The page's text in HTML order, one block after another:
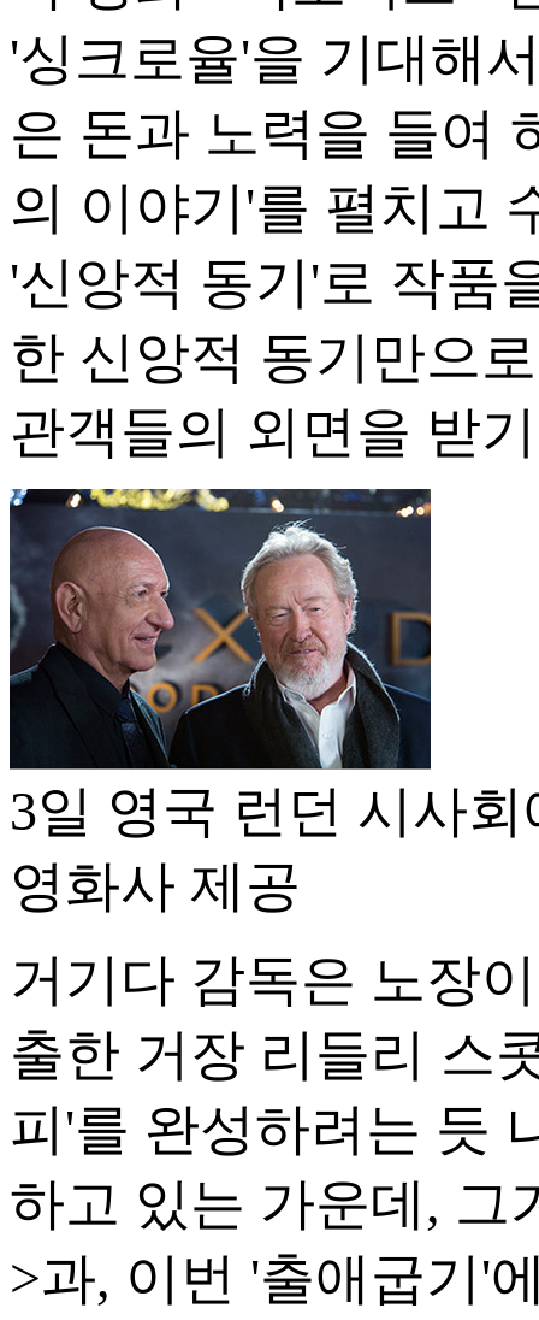
'싱크로율'을 기대해
은 돈과 노력을 들여
의 이야기'를 펼치고
'신앙적 동기'로 작품
한 신앙적 동기만으
관객들의 외면을 받
3일 영국 런던 시사
영화사 제공
거기다 감독은 노장
출한 거장 리들리 스
피'를 완성하려는 듯
하고 있는 가운데, 그
>과, 이번 '출애굽기'